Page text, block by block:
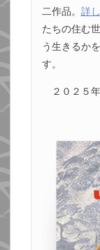
二作品。 詳
たちの住む
う生きるか
す。
２０２５